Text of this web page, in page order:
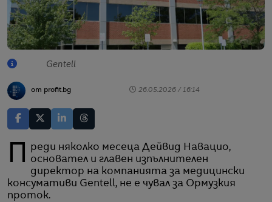
Gentell
от profit.bg 26.05.2026 / 16:14
Преди няколко месеца Дейвид Навацио,
основател и главен изпълнителен
директор на компанията за медицински
консумативи Gentell, не е чувал за Ормузкия
проток.